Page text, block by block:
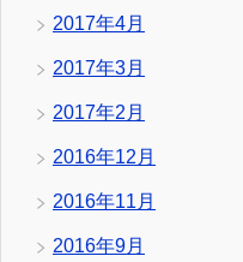
2017年4月
2017年3月
2017年2月
2016年12月
2016年11月
2016年9月